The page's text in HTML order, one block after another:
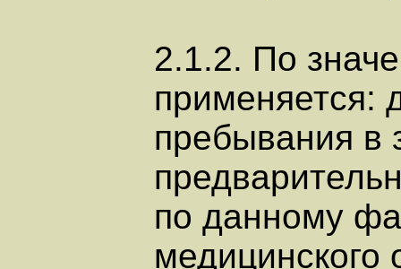
2.1.2. По
применяется:
пребывания в
по данному